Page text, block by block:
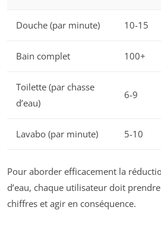
Douche (par minute) 10-15
Bain complet 100+
Toilette (par chasse
d’eau)
6-9
Lavabo (par minute) 5-10
Pour aborder efficacement la
d’eau, chaque utilisateur doit
chiffres et agir en conséquence.